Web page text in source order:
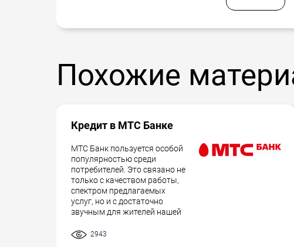
Похожие
Кредит в МТС Банке
МТС Банк пользуется особой
популярностью среди
потребителей. Это связано не
только с качеством работы,
спектром предлагаемых
услуг, но и с достаточно
звучным для жителей нашей
2943